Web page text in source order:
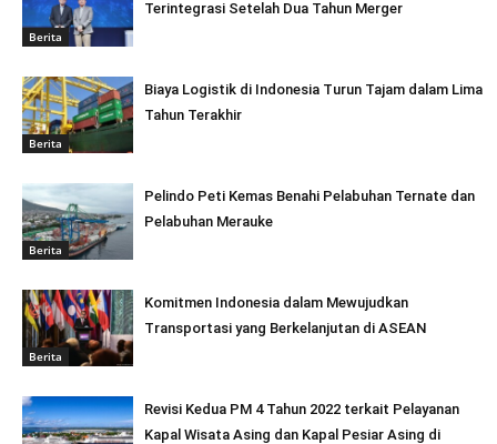
Berita
Terintegrasi Setelah Dua Tahun Merger
Berita
Biaya Logistik di Indonesia Turun Tajam dalam Lima
Tahun Terakhir
Berita
Pelindo Peti Kemas Benahi Pelabuhan Ternate dan
Pelabuhan Merauke
Berita
Komitmen Indonesia dalam Mewujudkan
Transportasi yang Berkelanjutan di ASEAN
Revisi Kedua PM 4 Tahun 2022 terkait Pelayanan
Kapal Wisata Asing dan Kapal Pesiar Asing di